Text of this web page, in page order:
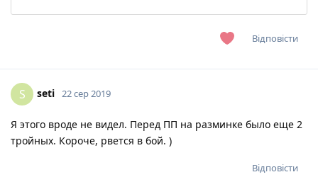
Відповісти
S seti 22 сер 2019
Я этого вроде не видел. Перед ПП на разминке было еще 2
тройных. Короче, рвется в бой. )
Відповісти